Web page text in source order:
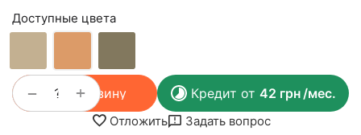
Доступные цвета
+
− В корзину Кредит от 42 грн/мес.
Отложить Задать вопрос